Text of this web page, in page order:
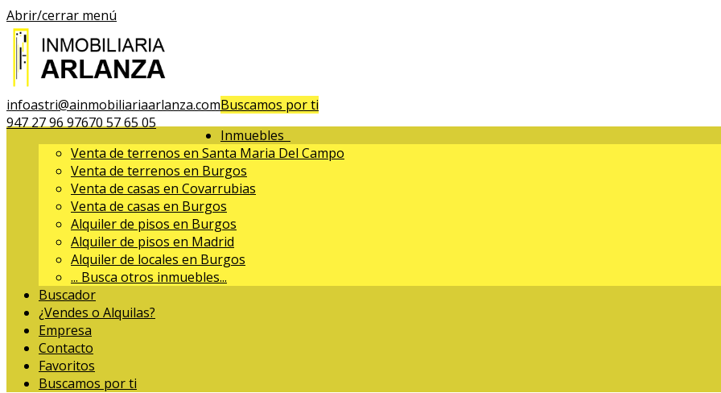
Abrir/cerrar menú
infoastri@ainmobiliariaarlanza.com
947 27 96 97670 57 65 05
Buscamos por ti
Inmuebles
Venta de terrenos en Santa Maria Del Campo
Venta de terrenos en Burgos
Venta de casas en Covarrubias
Venta de casas en Burgos
Alquiler de pisos en Burgos
Alquiler de pisos en Madrid
Alquiler de locales en Burgos
... Busca otros inmuebles...
Buscador
¿Vendes o Alquilas?
Empresa
Contacto
Favoritos
Buscamos por ti